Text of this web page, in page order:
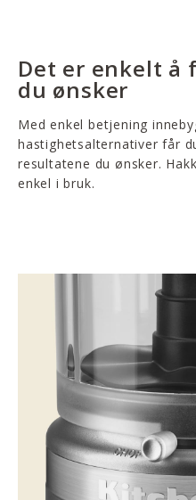
Det er enkelt å
du ønsker
Med enkel betjening
hastighetsalternativer får
resultatene du ønsker.
enkel i bruk.